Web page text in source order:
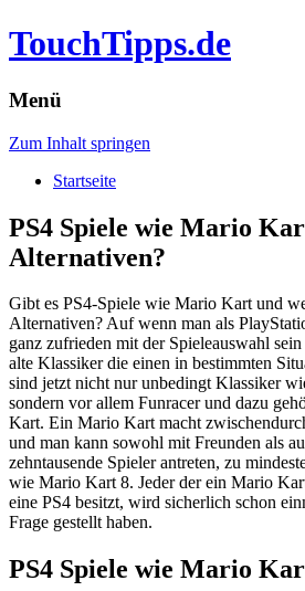
TouchTipps.de
Menü
Zum Inhalt springen
Startseite
PS4 Spiele wie Mario
Alternativen?
Gibt es PS4-Spiele wie Mario Kart und
Alternativen? Auf wenn man als
ganz zufrieden mit der Spieleauswahl
alte Klassiker die einen in bestimmten
sind jetzt nicht nur unbedingt Klassiker
sondern vor allem Funracer und dazu
Kart. Ein Mario Kart macht
und man kann sowohl mit Freunden als
zehntausende Spieler antreten, zu
wie Mario Kart 8. Jeder der ein Mario
eine PS4 besitzt, wird sicherlich schon
Frage gestellt haben.
PS4 Spiele wie Mario